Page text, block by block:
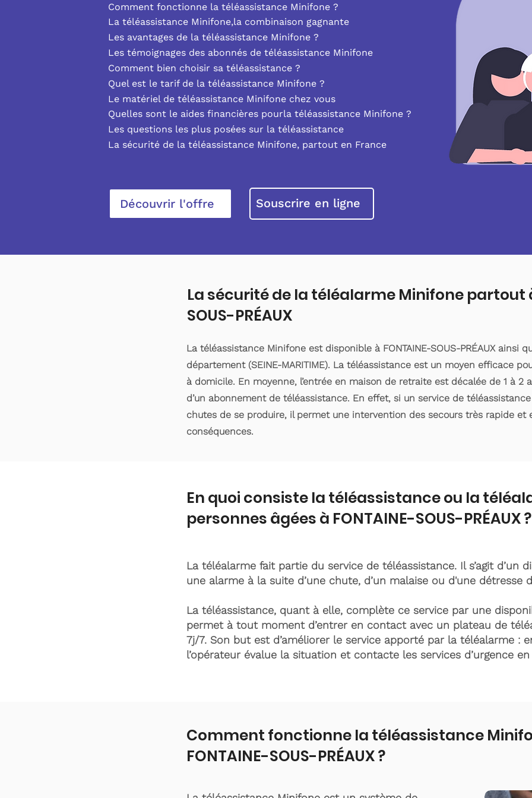
Comment fonctionne la téléassistance Minifone ?
La téléassistance Minifone,la combinaison gagnante
Les avantages de la téléassistance Minifone ?
Les témoignages des abonnés de téléassistance Minifone
Comment bien choisir sa téléassistance ?
Quel est le tarif de la téléassistance Minifone ?
Le matériel de téléassistance Minifone chez vous
Quelles sont le aides financières pourla téléassistance Minifone ?
Les questions les plus posées sur la téléassistance
La sécurité de la téléassistance Minifone, partout en France
Découvrir l'offre Souscrire en ligne
La sécurité de la téléalarme Minifone partout
SOUS-PRÉAUX
La téléassistance Minifone est disponible à FONTAINE-SOUS-PRÉAUX ainsi
département (SEINE-MARITIME). La téléassistance est un moyen efficace
à domicile. En moyenne, l’entrée en maison de retraite est décalée de 1 à 2
d’un abonnement de téléassistance. En effet, si un service de
chutes de se produire, il permet une intervention des secours très rapide et
conséquences.
En quoi consiste la téléassistance ou la
personnes âgées à FONTAINE-SOUS-PRÉAUX ?
La téléalarme fait partie du service de téléassistance. Il s’agit d’un
une alarme à la suite d’une chute, d’un malaise ou d'une détresse
La téléassistance, quant à elle, complète ce service par une
permet à tout moment d’entrer en contact avec un plateau de
7j/7. Son but est d’améliorer le service apporté par la téléalarme :
l’opérateur évalue la situation et contacte les services d’urgence
Comment fonctionne la téléassistance
FONTAINE-SOUS-PRÉAUX ?